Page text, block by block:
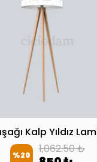
%20 1,062.50 ₺